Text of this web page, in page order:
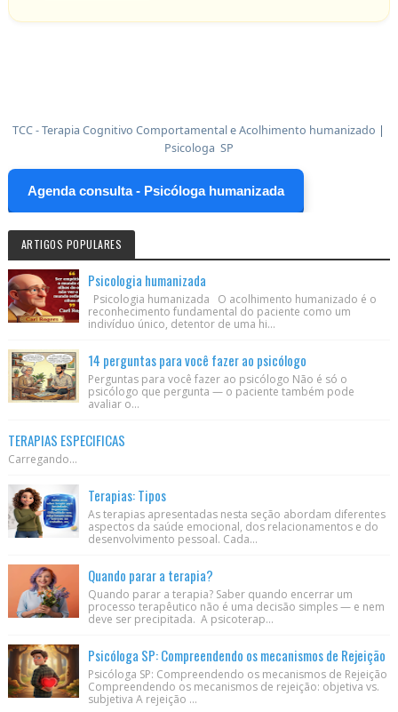
TCC - Terapia Cognitivo Comportamental e Acolhimento humanizado |
Psicologa SP
Agenda consulta - Psicóloga humanizada
ARTIGOS POPULARES
Psicologia humanizada
Psicologia humanizada O acolhimento humanizado é o
reconhecimento fundamental do paciente como um
indivíduo único, detentor de uma hi...
14 perguntas para você fazer ao psicólogo
Perguntas para você fazer ao psicólogo Não é só o
psicólogo que pergunta — o paciente também pode
avaliar o...
TERAPIAS ESPECIFICAS
Carregando...
Terapias: Tipos
As terapias apresentadas nesta seção abordam diferentes
aspectos da saúde emocional, dos relacionamentos e do
desenvolvimento pessoal. Cada...
Quando parar a terapia?
Quando parar a terapia? Saber quando encerrar um
processo terapêutico não é uma decisão simples — e nem
deve ser precipitada. A psicoterap...
Psicóloga SP: Compreendendo os mecanismos de Rejeição
Psicóloga SP: Compreendendo os mecanismos de Rejeição
Compreendendo os mecanismos de rejeição: objetiva vs.
subjetiva A rejeição ...